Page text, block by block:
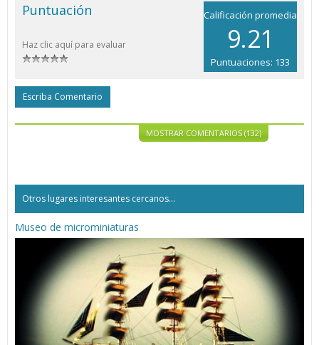
Calificación promedia
9.21
Puntuaciones: 133
Puntuación
Haz clic aquí para evaluar
Escriba Comentario
MOSTRAR COMENTARIOS (132)
Otros lugares interesantes cercanos...
Museo de microminiaturas